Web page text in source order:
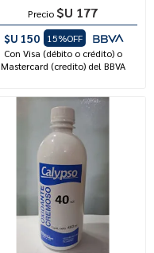
Precio $U 177
$U 150
15%OFF
Con Visa (débito o crédito) o
Mastercard (credito) del BBVA